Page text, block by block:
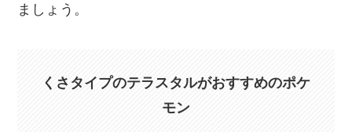
ましょう。
くさタイプのテラスタルがおすすめのポケ
モン